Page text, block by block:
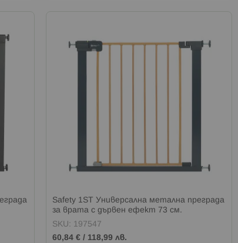
Safety 1ST Универсална метална преграда
за врата с дървен ефект 73 см.
SKU: 197547
60,84 € / 118,99 лв.